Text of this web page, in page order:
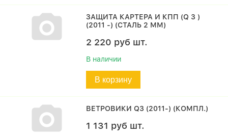
ЗАЩИТА КАРТЕРА И КПП (Q 3 )
(2011 -) (СТАЛЬ 2 ММ)
2 220 руб шт.
В наличии
В корзину
ВЕТРОВИКИ Q3 (2011-) (КОМПЛ.)
1 131 руб шт.